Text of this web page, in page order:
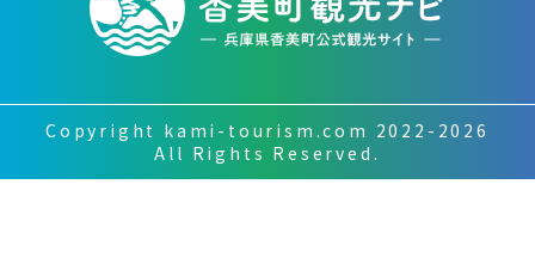
Copyright kami-tourism.com 2022-2026
All Rights Reserved.